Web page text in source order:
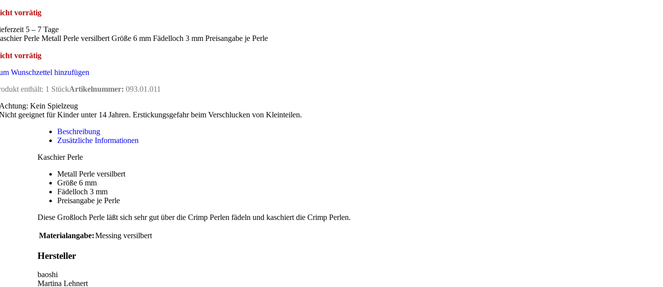
vorrätig
5 – 7 Tage
Perle Metall Perle versilbert Größe 6 mm Fädelloch 3 mm Preisangabe je Perle
vorrätig
Wunschzettel hinzufügen
enthält: 1 StückArtikelnummer: 093.01.011
Kein Spielzeug
geeignet für Kinder unter 14 Jahren. Erstickungsgefahr beim Verschlucken von Kleinteilen.
Beschreibung
Zusätzliche Informationen
Kaschier Perle
Metall Perle versilbert
Größe 6 mm
Fädelloch 3 mm
Preisangabe je Perle
Diese Großloch Perle läßt sich sehr gut über die Crimp Perlen fädeln und kaschiert die Crimp Perlen.
Materialangabe:Messing versilbert
Hersteller
baoshi
Martina Lehnert